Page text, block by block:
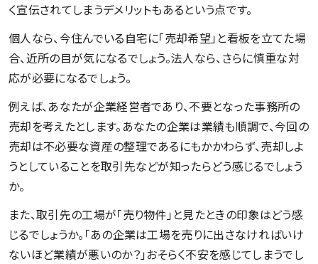
く宣伝されてしまうデメリットもあるという点です。
個人なら、今住んでいる自宅に「売却希望」と看板を立てた場
合、近所の目が気になるでしょう。法人なら、さらに慎重な対
応が必要になるでしょう。
例えば、あなたが企業経営者であり、不要となった事務所の
売却を考えたとします。あなたの企業は業績も順調で、今回の
売却は不必要な資産の整理であるにもかかわらず、売却しよ
うとしていることを取引先などが知ったらどう感じるでしょう
か。
また、取引先の工場が「売り物件」と見たときの印象はどう感
じるでしょうか。「あの企業は工場を売りに出さなければいけ
ないほど業績が悪いのか？」おそらく不安を感じてしまうでし